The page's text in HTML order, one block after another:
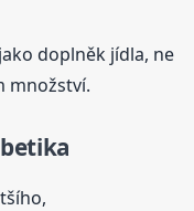
doplněk jídla, ne
množství.